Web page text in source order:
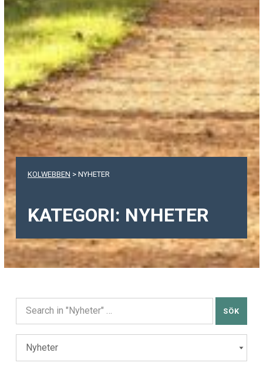
KOLWEBBEN > NYHETER
KATEGORI: NYHETER
Sök efter:
KATEGORIER
Kategorier